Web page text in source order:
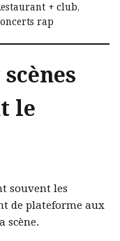
+ club,
rap
le
souvent les
de plateforme aux
scène.